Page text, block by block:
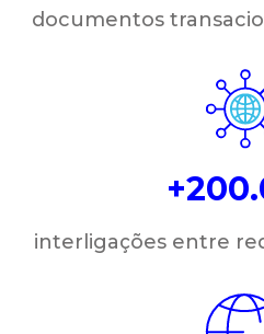
documentos
interligações entre